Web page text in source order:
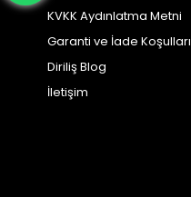
KVKK Aydınlatma Metni
Garanti ve İade Koşulları
Diriliş Blog
İletişim